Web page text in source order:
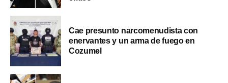
Cae presunto narcomenudista con
enervantes y un arma de fuego en
Cozumel